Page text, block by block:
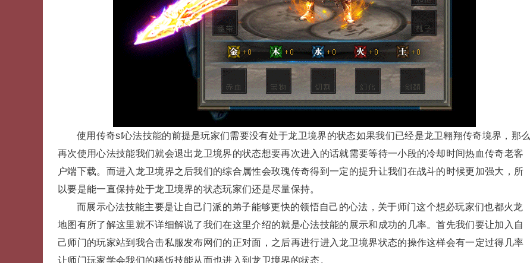
使用传奇sf心法技能的前提是玩家们需要没有处于龙卫境界的状态如果我们已经是龙卫翱翔传奇境界，那么
再次使用心法技能我们就会退出龙卫境界的状态想要再次进入的话就需要等待一小段的冷却时间热血传奇老客
户端下载。而进入龙卫境界之后我们的综合属性会玫瑰传奇得到一定的提升让我们在战斗的时候更加强大，所
以要是能一直保持处于龙卫境界的状态玩家们还是尽量保持。
而展示心法技能主要是让自己门派的弟子能够更快的领悟自己的心法，关于师门这个想必玩家们也都火龙
地图有所了解这里就不详细解说了我们在这里介绍的就是心法技能的展示和成功的几率。首先我们要让加入自
己师门的玩家站到我合击私服发布网们的正对面，之后再进行进入龙卫境界状态的操作这样会有一定过得几率
让师门玩家学会我们的稀饭技能从而也进入到龙卫境界的状态。